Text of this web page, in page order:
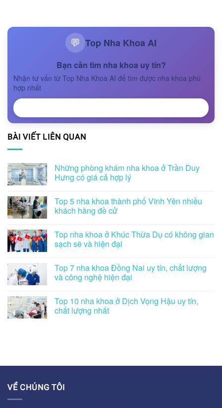
💬 Top Nha Khoa AI
Bạn cần tìm nha khoa uy tín?
Nhận tư vấn từ Top Nha Khoa AI để tìm được nha khoa phù
hợp nhất
BÀI VIẾT LIÊN QUAN
Những phòng khám nha khoa ở Trần Duy
Hưng có giá cả hợp lý
Top 5 nha khoa thành phố Vĩnh Yên nhiều
khách hàng đề cử
Top nha khoa ở Khúc Thừa Dụ có không gian
sạch sẽ và hiện đại
Top 7 nha khoa Đồng Nai uy tín, chất lượng
và công nghệ hiện đại
Top 10 nha khoa ở Dịch Vọng Hậu uy tín,
chất lượng nhất
VỀ CHÚNG TÔI